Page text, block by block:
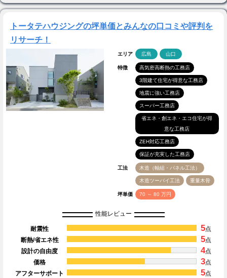
トータテハウジングの坪単価とみんなの口コミや評判を
リサーチ！
エリア 広島 山口
特徴 高気密高断熱の工務店
3階建て住宅が得意な工務店
地震に強い工務店
スーパー工務店
省エネ・創エネ・エコ住宅が得
意な工務店
ZEH対応工務店
保証が充実した工務店
工法 木造（軸組・パネル工法）
木造ツーバイ工法 重量木骨
坪単価 70 ～ 80 万円
性能レビュー
耐震性 5点
断熱/省エネ性
5点
設計の自由度
4点
価格
3点
アフターサポート
5点